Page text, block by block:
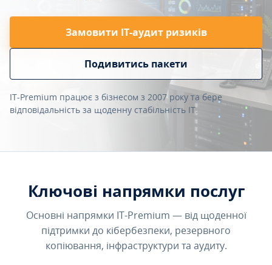
Замовити ІТ-аудит ризиків
Подивитись пакети
IT-Premium працює з бізнесом з 2007 року та бере
відповідальність за щоденну стабільність IT.
Ключові напрямки послуг
Основні напрямки IT-Premium — від щоденної
підтримки до кібербезпеки, резервного
копіювання, інфраструктури та аудиту.